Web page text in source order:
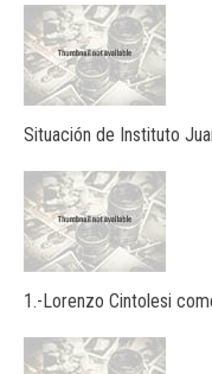
Situación de Instituto
1.-Lorenzo Cintolesi